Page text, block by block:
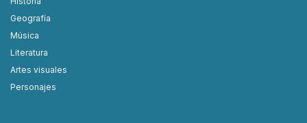
Geografía
Música
Literatura
Artes visuales
Personajes